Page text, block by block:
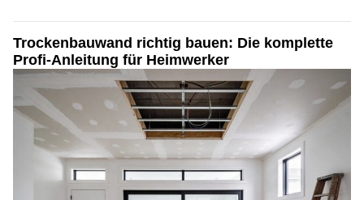
Trockenbauwand richtig bauen: Die komplette
Profi-Anleitung für Heimwerker